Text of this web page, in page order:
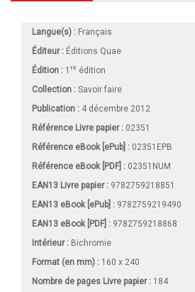
Langue(s) : Français
Éditeur : Éditions Quae
Édition : 1 re édition
Collection : Savoir faire
Publication : 4 décembre 2012
Référence Livre papier : 02351
Référence eBook [ePub] : 02351EPB
Référence eBook [PDF] : 02351NUM
EAN13 Livre papier : 9782759218851
EAN13 eBook [ePub] : 9782759219490
EAN13 eBook [PDF] : 9782759218868
Intérieur : Bichromie
Format (en mm) : 160 x 240
Nombre de pages Livre papier: 184